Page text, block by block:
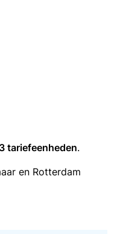
tariefeenheden.
en Rotterdam